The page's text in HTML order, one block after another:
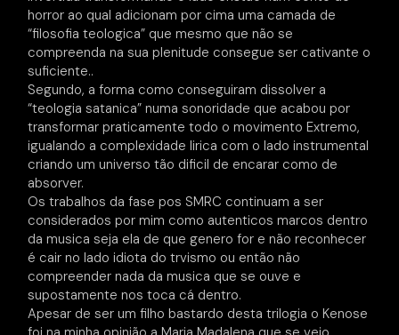
horror ao qual adicionam por cima uma camada de
“filosofia teologica” que mesmo que não se
compreenda na sua plenitude consegue ser cativante o
suficiente..
Segundo, a forma como conseguiram dissolver a
“teologia satanica” numa sonoridade que acabou por
transformar praticamente todo o movimento Extremo,
igualando a complexidade lirica com o lado instrumental
criando um universo tão dificil de encarar como de
absorver.
Os trabalhos da fase pos SMRC continuam a ser
considerados por mim como autenticos marcos dentro
da musica seja ela de que genero for e não reconhecer
é cair no lado idiota do trvismo ou então não
compreender nada da musica que se ouve e
supostamente nos toca cá dentro.
Apesar de ser um filho bastardo desta trilogia o Kenose